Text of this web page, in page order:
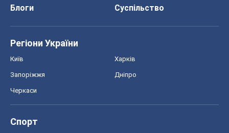
Блоги
Суспільство
Регіони України
Київ Харків
Запоріжжя Дніпро
Черкаси
Спорт